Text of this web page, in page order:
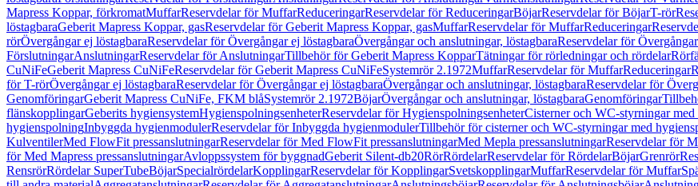
Mapress Koppar, förkromatMuffarReservdelar för MuffarReduceringarReservdelar för ReduceringarBöjarReservdelar för BöjarT-rör
löstagbaraGeberit Mapress Koppar, gasReservdelar för Geberit Mapress Koppar, gasMuffarReservdelar för MuffarReduceringar
rörÖvergångar ej löstagbaraReservdelar för Övergångar ej löstagbaraÖvergångar och anslutningar, löstagbaraReservdelar för
FörslutningarAnslutningarReservdelar för AnslutningarTillbehör för Geberit Mapress KopparTätningar för rörledningar och rördelar
CuNiFeGeberit Mapress CuNiFeReservdelar för Geberit Mapress CuNiFeSystemrör 2.1972MuffarReservdelar för MuffarReduceringar
för T-rörÖvergångar ej löstagbaraReservdelar för Övergångar ej löstagbaraÖvergångar och anslutningar, löstagbaraReservdelar för
GenomföringarGeberit Mapress CuNiFe, FKM blåSystemrör 2.1972BöjarÖvergångar och anslutningar, löstagbaraGenomföringar
flänskopplingarGeberits hygiensystemHygienspolningsenheterReservdelar för HygienspolningsenheterCisterner och WC-styrningar
hygienspolningInbyggda hygienmodulerReservdelar för Inbyggda hygienmodulerTillbehör för cisterner och WC-styrningar med
KulventilerMed FlowFit pressanslutningarReservdelar för Med FlowFit pressanslutningarMed Mepla pressanslutningarReservdelar för
för Med Mapress pressanslutningarAvloppssystem för byggnadGeberit Silent-db20RörRördelarReservdelar för RördelarBöjarGrenrör
RensrörRördelar SuperTubeBöjarSpecialrördelarKopplingarReservdelar för KopplingarSvetskopplingarMuffarReservdelar för Muffar